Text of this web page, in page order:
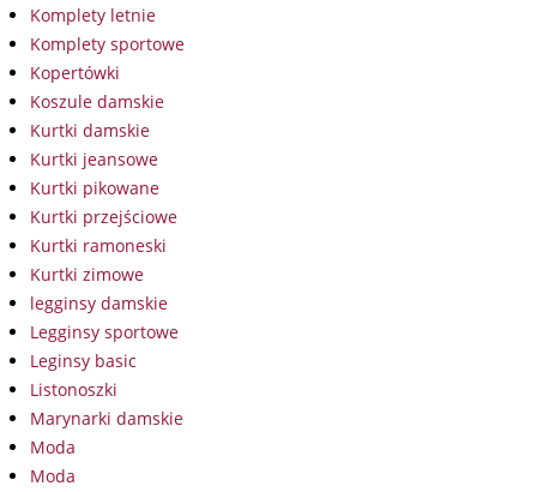
Komplety letnie
Komplety sportowe
Kopertówki
Koszule damskie
Kurtki damskie
Kurtki jeansowe
Kurtki pikowane
Kurtki przejściowe
Kurtki ramoneski
Kurtki zimowe
legginsy damskie
Legginsy sportowe
Leginsy basic
Listonoszki
Marynarki damskie
Moda
Moda